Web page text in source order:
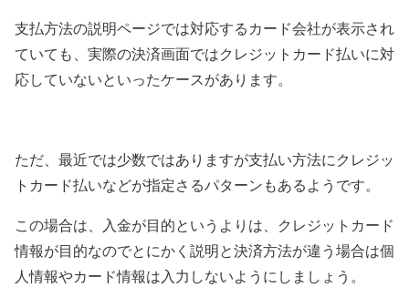
支払方法の説明ページでは対応するカード会社が表示され
ていても、実際の決済画面ではクレジットカード払いに対
応していないといったケースがあります。
ただ、最近では少数ではありますが支払い方法にクレジッ
トカード払いなどが指定さるパターンもあるようです。
この場合は、入金が目的というよりは、クレジットカード
情報が目的なのでとにかく説明と決済方法が違う場合は個
人情報やカード情報は入力しないようにしましょう。